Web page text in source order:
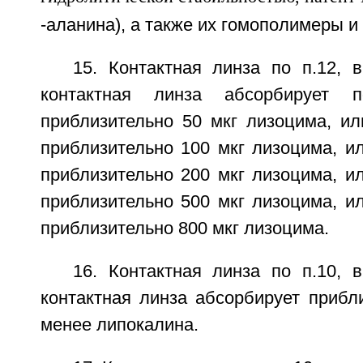
-аланина), а также их гомополимеры
15. Контактная линза по п.12,
контактная линза
приблизительно 50 мкг лизоцима,
приблизительно 100 мкг лизоцима,
приблизительно 200 мкг лизоцима,
приблизительно 500 мкг лизоцима,
приблизительно 800 мкг лизоцима.
16. Контактная линза по п.10,
контактная линза абсорбирует
менее липокалина.